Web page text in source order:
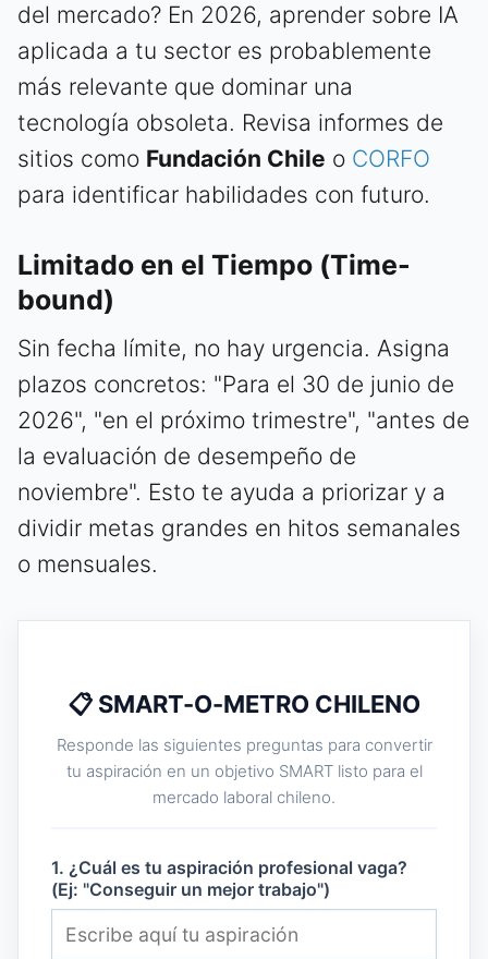
del mercado? En 2026, aprender sobre IA
aplicada a tu sector es probablemente
más relevante que dominar una
tecnología obsoleta. Revisa informes de
sitios como Fundación Chile o CORFO
para identificar habilidades con futuro.
Limitado en el Tiempo (Time-
bound)
Sin fecha límite, no hay urgencia. Asigna
plazos concretos: "Para el 30 de junio de
2026", "en el próximo trimestre", "antes de
la evaluación de desempeño de
noviembre". Esto te ayuda a priorizar y a
dividir metas grandes en hitos semanales
o mensuales.
📋 SMART-O-METRO CHILENO
Responde las siguientes preguntas para convertir
tu aspiración en un objetivo SMART listo para el
mercado laboral chileno.
1. ¿Cuál es tu aspiración profesional vaga?
(Ej: "Conseguir un mejor trabajo")